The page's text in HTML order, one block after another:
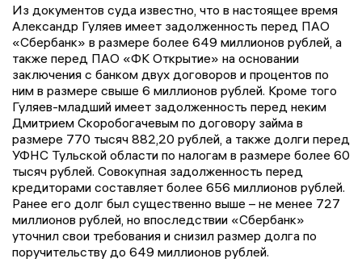
Из документов суда известно, что в настоящее время
Александр Гуляев имеет задолженность перед ПАО
«Сбербанк» в размере более 649 миллионов рублей, а
также перед ПАО «ФК Открытие» на основании
заключения с банком двух договоров и процентов по
ним в размере свыше 6 миллионов рублей. Кроме того
Гуляев-младший имеет задолженность перед неким
Дмитрием Скоробогачевым по договору займа в
размере 770 тысяч 882,20 рублей, а также долги перед
УФНС Тульской области по налогам в размере более 60
тысяч рублей. Совокупная задолженность перед
кредиторами составляет более 656 миллионов рублей.
Ранее его долг был существенно выше – не менее 727
миллионов рублей, но впоследствии «Сбербанк»
уточнил свои требования и снизил размер долга по
поручительству до 649 миллионов рублей.